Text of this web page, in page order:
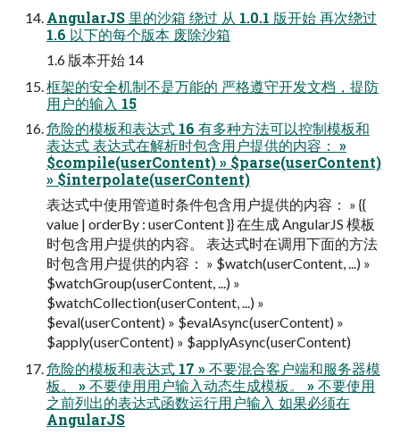
AngularJS 里的沙箱 绕过 从 1.0.1 版开始 再次绕过
1.6 以下的每个版本 废除沙箱
1.6 版本开始 14
框架的安全机制不是万能的 严格遵守开发文档，提防
用户的输入 15
危险的模板和表达式 16 有多种方法可以控制模板和
表达式 表达式在解析时包含用户提供的内容： »
$compile(userContent) » $parse(userContent)
» $interpolate(userContent)
表达式中使用管道时条件包含用户提供的内容： » {{
value | orderBy : userContent }} 在生成 AngularJS 模板
时包含用户提供的内容。 表达式时在调用下面的方法
时包含用户提供的内容： » $watch(userContent, ...) »
$watchGroup(userContent, ...) »
$watchCollection(userContent, ...) »
$eval(userContent) » $evalAsync(userContent) »
$apply(userContent) » $applyAsync(userContent)
危险的模板和表达式 17 » 不要混合客户端和服务器模
板。 » 不要使用用户输入动态生成模板。 » 不要使用
之前列出的表达式函数运行用户输入 如果必须在
AngularJS